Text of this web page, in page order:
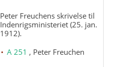
Peter Freuchens skrivelse til
Indenrigsministeriet (25. jan.
1912).
A 251 , Peter Freuchen